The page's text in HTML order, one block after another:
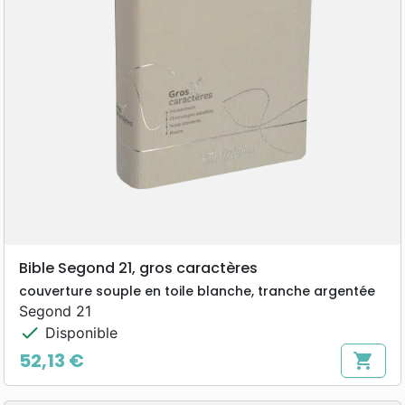
Bible Segond 21, gros caractères
couverture souple en toile blanche, tranche argentée
Segond 21
check Disponible
Prix
52,13 € shopping_cart